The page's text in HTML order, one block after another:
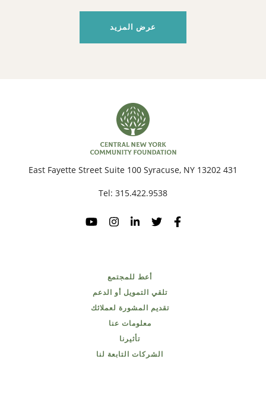
عرض المزيد
431 East Fayette Street Suite 100 Syracuse, NY 13202
Tel: 315.422.9538
أعط للمجتمع
تلقي التمويل أو الدعم
تقديم المشورة لعملائك
معلومات عنا
تأثيرنا
الشركات التابعة لنا